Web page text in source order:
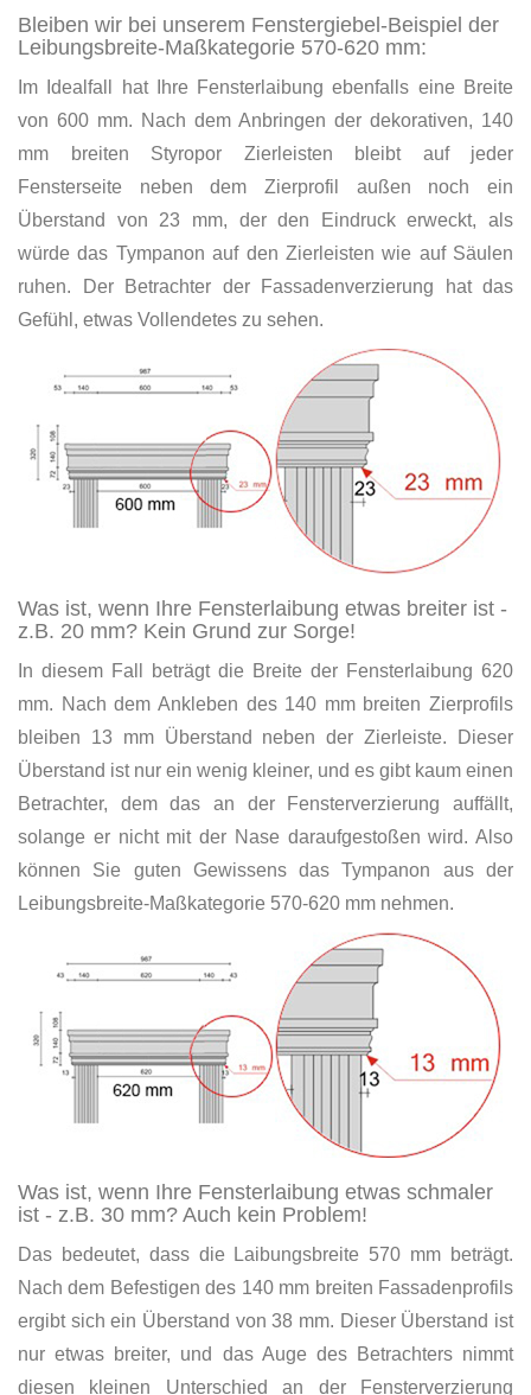
Bleiben wir bei unserem Fenstergiebel-Beispiel der
Leibungsbreite-Maßkategorie 570-620 mm:
Im Idealfall hat Ihre Fensterlaibung ebenfalls eine Breite
von 600 mm. Nach dem Anbringen der dekorativen, 140
mm breiten Styropor Zierleisten bleibt auf jeder
Fensterseite neben dem Zierprofil außen noch ein
Überstand von 23 mm, der den Eindruck erweckt, als
würde das Tympanon auf den Zierleisten wie auf Säulen
ruhen. Der Betrachter der Fassadenverzierung hat das
Gefühl, etwas Vollendetes zu sehen.
Was ist, wenn Ihre Fensterlaibung etwas breiter ist -
z.B. 20 mm? Kein Grund zur Sorge!
In diesem Fall beträgt die Breite der Fensterlaibung 620
mm. Nach dem Ankleben des 140 mm breiten Zierprofils
bleiben 13 mm Überstand neben der Zierleiste. Dieser
Überstand ist nur ein wenig kleiner, und es gibt kaum einen
Betrachter, dem das an der Fensterverzierung auffällt,
solange er nicht mit der Nase daraufgestoßen wird. Also
können Sie guten Gewissens das Tympanon aus der
Leibungsbreite-Maßkategorie 570-620 mm nehmen.
Was ist, wenn Ihre Fensterlaibung etwas schmaler
ist - z.B. 30 mm? Auch kein Problem!
Das bedeutet, dass die Laibungsbreite 570 mm beträgt.
Nach dem Befestigen des 140 mm breiten Fassadenprofils
ergibt sich ein Überstand von 38 mm. Dieser Überstand ist
nur etwas breiter, und das Auge des Betrachters nimmt
diesen kleinen Unterschied an der Fensterverzierung